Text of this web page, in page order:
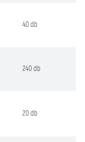
40 db
240 db
20 db